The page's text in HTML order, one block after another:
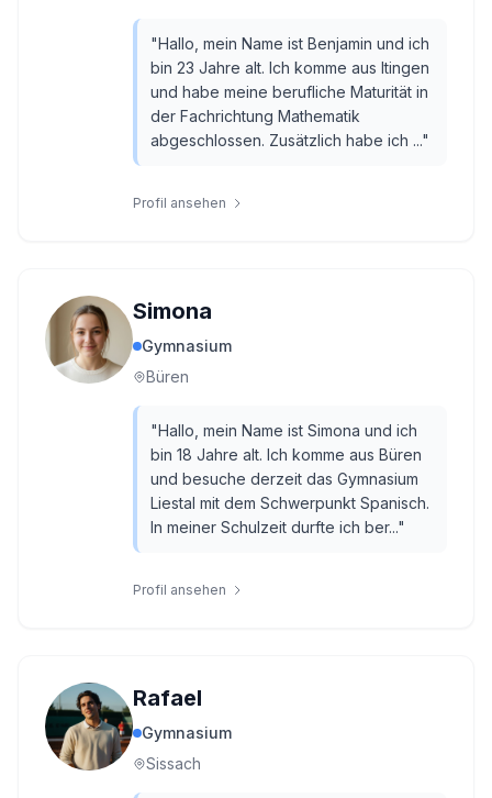
"Hallo, mein Name ist Benjamin und ich
bin 23 Jahre alt. Ich komme aus Itingen
und habe meine berufliche Maturität in
der Fachrichtung Mathematik
abgeschlossen. Zusätzlich habe ich ..."
Profil ansehen
Simona
Gymnasium
Büren
"Hallo, mein Name ist Simona und ich
bin 18 Jahre alt. Ich komme aus Büren
und besuche derzeit das Gymnasium
Liestal mit dem Schwerpunkt Spanisch.
In meiner Schulzeit durfte ich ber..."
Profil ansehen
Rafael
Gymnasium
Sissach